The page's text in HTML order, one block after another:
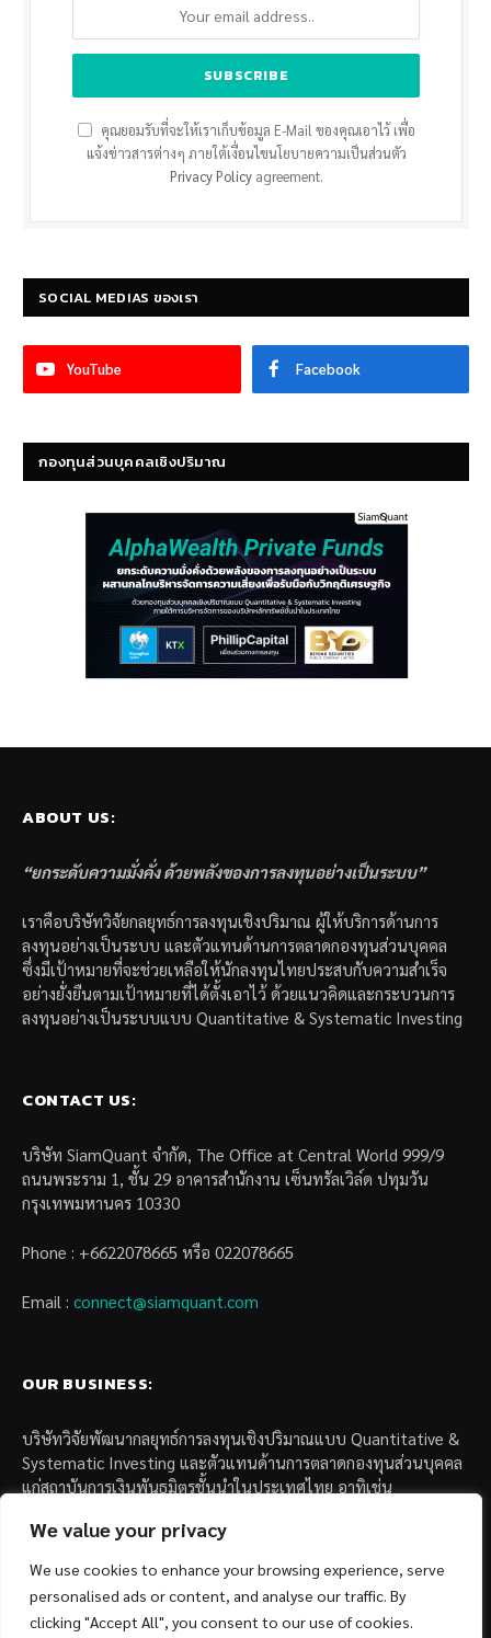
We value your privacy
We use cookies to enhance your browsing experience, serve
personalised ads or content, and analyse our traffic. By
clicking "Accept All", you consent to our use of cookies.
คุณยอมรับที่จะให้เราเก็บข้อมูล E-Mail ของคุณเอาไว้ เพื่อ
แจ้งข่าวสารต่างๆ ภายใต้เงื่อนไขนโยบายความเป็นส่วนตัว
Privacy Policyagreement.
SOCIAL MEDIAS ของเรา
YouTube Facebook
กองทุนส่วนบุคคลเชิงปริมาณ
ABOUT US:
“ยกระดับความมั่งคั่ง ด้วยพลังของการลงทุนอย่างเป็นระบบ”
เราคือบริษัทวิจัยกลยุทธ์การลงทุนเชิงปริมาณ ผู้ให้บริการด้านการ
ลงทุนอย่างเป็นระบบ และตัวแทนด้านการตลาดกองทุนส่วนบุคคล
ซึ่งมีเป้าหมายที่จะช่วยเหลือให้นักลงทุนไทยประสบกับความสำเร็จ
อย่างยั่งยืนตามเป้าหมายที่ได้ตั้งเอาไว้ ด้วยแนวคิดและกระบวนการ
ลงทุนอย่างเป็นระบบแบบ Quantitative & Systematic Investing
CONTACT US:
บริษัท SiamQuant จำกัด, The Office at Central World 999/9
ถนนพระราม 1, ชั้น 29 อาคารสำนักงาน เซ็นทรัลเวิล์ด ปทุมวัน
กรุงเทพมหานคร 10330
Phone : +6622078665 หรือ 022078665
Email : connect@siamquant.com
OUR BUSINESS:
บริษัทวิจัยพัฒนากลยุทธ์การลงทุนเชิงปริมาณแบบ Quantitative &
Systematic Investing และตัวแทนด้านการตลาดกองทุนส่วนบุคคล
แก่สถาบันการเงินพันธมิตรชั้นนำในประเทศไทย อาทิเช่น
– บล. กรุงไทย เอ็กซ์สปริง จำกัด
– บล. ฟิลลิป (ประเทศไทย) จำกัด (มหาชน)